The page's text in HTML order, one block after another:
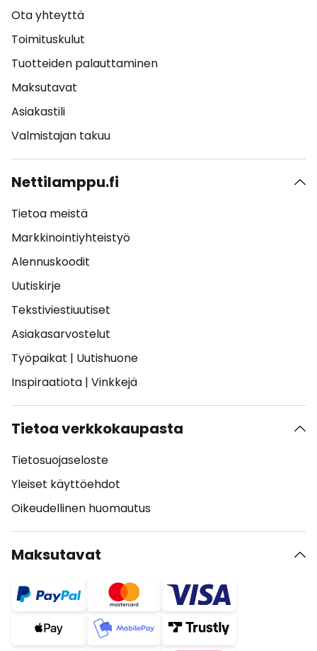
Ota yhteyttä
Toimituskulut
Tuotteiden palauttaminen
Maksutavat
Asiakastili
Valmistajan takuu
Nettilamppu.fi
Tietoa meistä
Markkinointiyhteistyö
Alennuskoodit
Uutiskirje
Tekstiviestiuutiset
Asiakasarvostelut
Työpaikat | Uutishuone
Inspiraatiota | Vinkkejä
Tietoa verkkokaupasta
Tietosuojaseloste
Yleiset käyttöehdot
Oikeudellinen huomautus
Maksutavat